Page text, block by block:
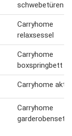
Carryhome
relaxsessel
Carryhome
boxspringbett
Carryhome
Carryhome
garderobenset